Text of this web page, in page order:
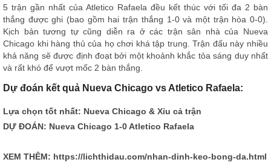
5 trận gần nhất của Atletico Rafaela đều kết thúc với tối đa 2 bàn
thắng được ghi (bao gồm hai trận thắng 1-0 và một trận hòa 0-0).
Kịch bản tương tự cũng diễn ra ở các trận sân nhà của Nueva
Chicago khi hàng thủ của họ chơi khá tập trung. Trận đấu này nhiều
khả năng sẽ được định đoạt bởi một khoảnh khắc tỏa sáng duy nhất
và rất khó để vượt mốc 2 bàn thắng.
Dự đoán kết quả Nueva Chicago vs Atletico Rafaela:
Lựa chọn tốt nhất: Nueva Chicago & Xỉu cả trận
DỰ ĐOÁN: Nueva Chicago 1-0 Atletico Rafaela
XEM THÊM: https://lichthidau.com/nhan-dinh-keo-bong-da.html